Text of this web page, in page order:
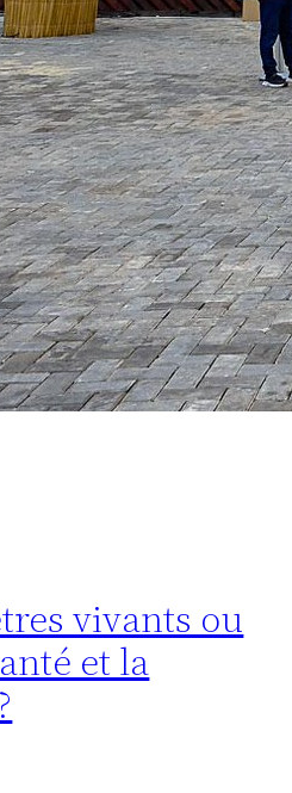
vivants ou
et la